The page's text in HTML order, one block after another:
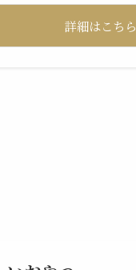
詳細はこちら